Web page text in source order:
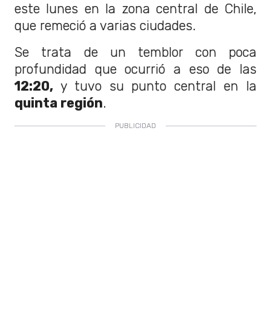
este lunes en la zona central de Chile,
que remeció a varias ciudades.
Se trata de un temblor con poca
profundidad que ocurrió a eso de las
12:20, y tuvo su punto central en la
quinta región.